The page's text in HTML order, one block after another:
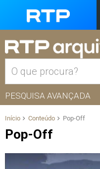
PESQUISA AVANÇADA
Início Conteúdo Pop-Off
Pop-Off